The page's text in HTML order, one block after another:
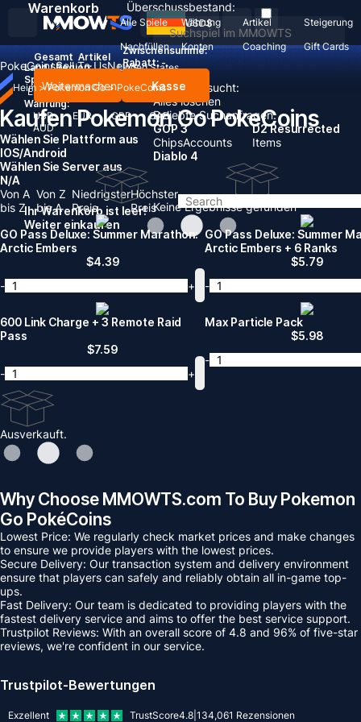
Zuletzt gesucht:
Alles löschen
Beliebte Suchanfragen:
GOP 3
ChipsAccounts
D2 Resurrected
Items
Diablo 4
Keine Ergebnisse gefunden
Alle Spiele Währung Artikel
Steigerung
Nachfüllen
Konten Coaching Gift Cards
USD$
Land / Region:
United States
Sprache:
English DeutschFrançaisEspañol
Währung:
USD
EUR GBP
CAD
AUD
Warenkorb
Gesamt Artikel
Zwischensumme:
Rabatt: -
Weitermachen Kasse
Ihr Warenkorb ist leer!
Weiter einkaufen
Überschussbestand:
PokeCoinsSell To UsNews
Heim > Pokemon Go> PokeCoins
Kaufen Pokemon Go PokeCoins
Wählen Sie Plattform aus
IOS/Android
Wählen Sie Server aus
N/A
Von A
bis Z
Von Z
bis A
Niedrigster
Preis
Höchster
Preis
GO Pass Deluxe: Summer Marathon:
Arctic Embers
$4.39
-
+
GO Pass Deluxe: Summer
Arctic Embers + 6 Ranks
$5.79
-
600 Link Charge + 3 Remote Raid
Pass
$7.59
-
+
Max Particle Pack
$5.98
-
Ausverkauft.
Why Choose MMOWTS.com To Buy Pokemon
Go PokéCoins
Lowest Price: We regularly check market prices and make changes
to ensure we provide players with the lowest prices.
Secure Delivery: Our transaction system and delivery environment
ensure that players can safely and reliably obtain all in-game top-
ups.
Fast Delivery: Our team is dedicated to providing players with the
fastest delivery service and aims to offer the best service support.
Trustpilot Reviews: With an overall score of 4.8 and 96% of five-star
reviews, we're confident in our service.
Trustpilot-Bewertungen
Exzellent TrustScore4.8 134,061 Rezensionen